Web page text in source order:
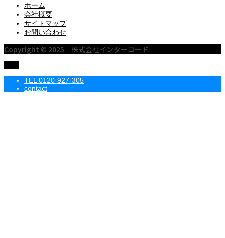
ホーム
会社概要
サイトマップ
お問い合わせ
Copyright © 2025 株式会社インターコード
TEL 0120-927-305
contact